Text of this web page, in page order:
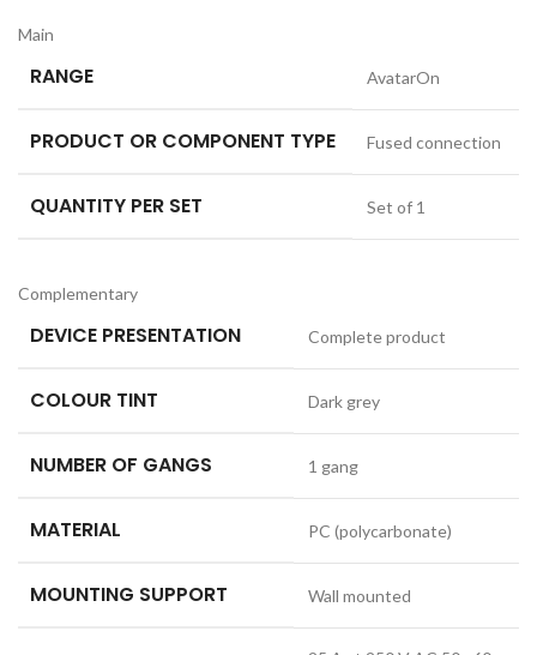
Main
RANGE AvatarOn
PRODUCT OR COMPONENT TYPE Fused connection
QUANTITY PER SET Set of 1
Complementary
DEVICE PRESENTATION Complete product
COLOUR TINT Dark grey
NUMBER OF GANGS 1 gang
MATERIAL PC (polycarbonate)
MOUNTING SUPPORT Wall mounted